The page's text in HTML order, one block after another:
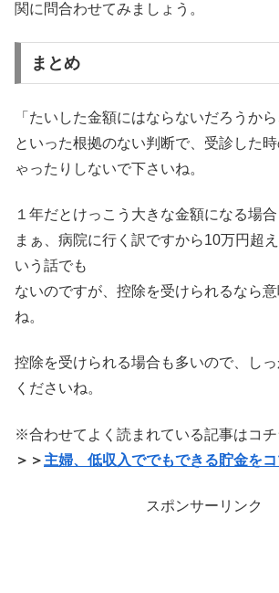
関に問合わせてみましょう。
まとめ
「たいした金額にはならないだろうから
といった根拠のない判断で、受診した
ゃったりしないで下さいね。
１年だとけっこう大きな金額になる場合
まぁ、病院に行く訳ですから10万円超
いう話でも
ないのですが、控除を受けられるなら
ね。
控除を受けられる場合も多いので、し
くださいね。
※合わせてよく読まれている記事はコチ
＞＞ 主婦、低収入ででもできる貯金を
スポンサーリンク